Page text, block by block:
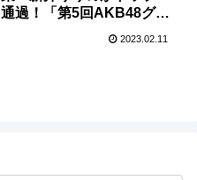
通過！「第5回AKB48グル
2023.02.11